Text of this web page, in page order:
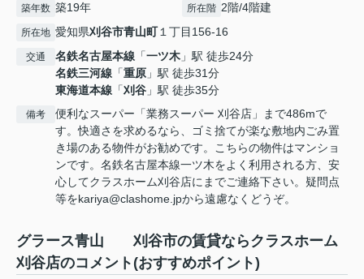
築年数 築19年 所在階 2階/4階建
所在地 愛知県刈谷市青山町１丁目156-16
交通 名鉄名古屋本線 「一ツ木 」駅 徒歩24分
名鉄三河線 「重原 」駅 徒歩31分
東海道本線 「刈谷 」駅 徒歩35分
備考
便利なスーパー「業務スーパー 刈谷店」まで486mで
す。快適さを求めるなら、ゴミ捨てが楽な敷地内ごみ置
き場のある物件がお勧めです。こちらの物件はマンショ
ンです。名鉄名古屋本線一ツ木をよく利用される方、安
心してクラスホーム刈谷店にまでご連絡下さい。疑問点
等をkariya@clashome.jpから遠慮なくどうぞ。
グラース青山 刈谷市の賃貸ならクラスホーム
刈谷店のコメント(おすすめポイント)